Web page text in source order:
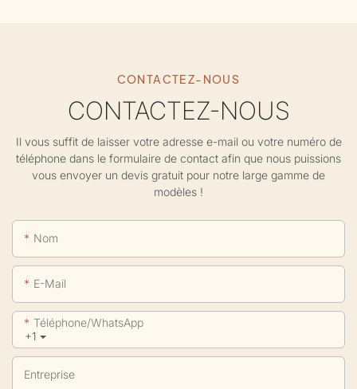
CONTACTEZ-NOUS
CONTACTEZ-NOUS
Il vous suffit de laisser votre adresse e-mail ou votre numéro de
téléphone dans le formulaire de contact afin que nous puissions
vous envoyer un devis gratuit pour notre large gamme de
modèles !
Nom
E-Mail
+1
Téléphone/WhatsApp
Entreprise